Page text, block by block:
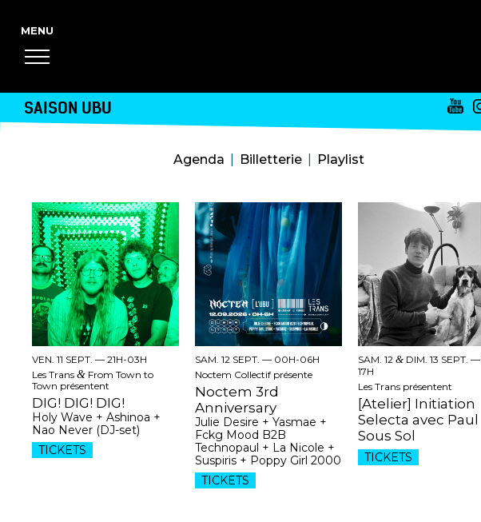
SAISON UBU
Agenda Billetterie Playlist
VEN. 11 SEPT. —21H-03H
Les Trans& From Town to
Town présentent
DIG! DIG! DIG!
Holy Wave + Ashinoa +
Nao Never (DJ-set)
TICKETS
SAM. 12 SEPT. — 00H-06H
Noctem Collectif présente
Noctem 3rd
Anniversary
Julie Desire + Yasmae +
Fckg Mood B2B
Technopaul + La Nicole +
Suspiris + Poppy Girl 2000
TICKETS
SAM. 12 &DIM. 13 SEPT. —
17H
Les Trans présentent
[Atelier] Initiation
Selecta avec Paul
Sous Sol
TICKETS